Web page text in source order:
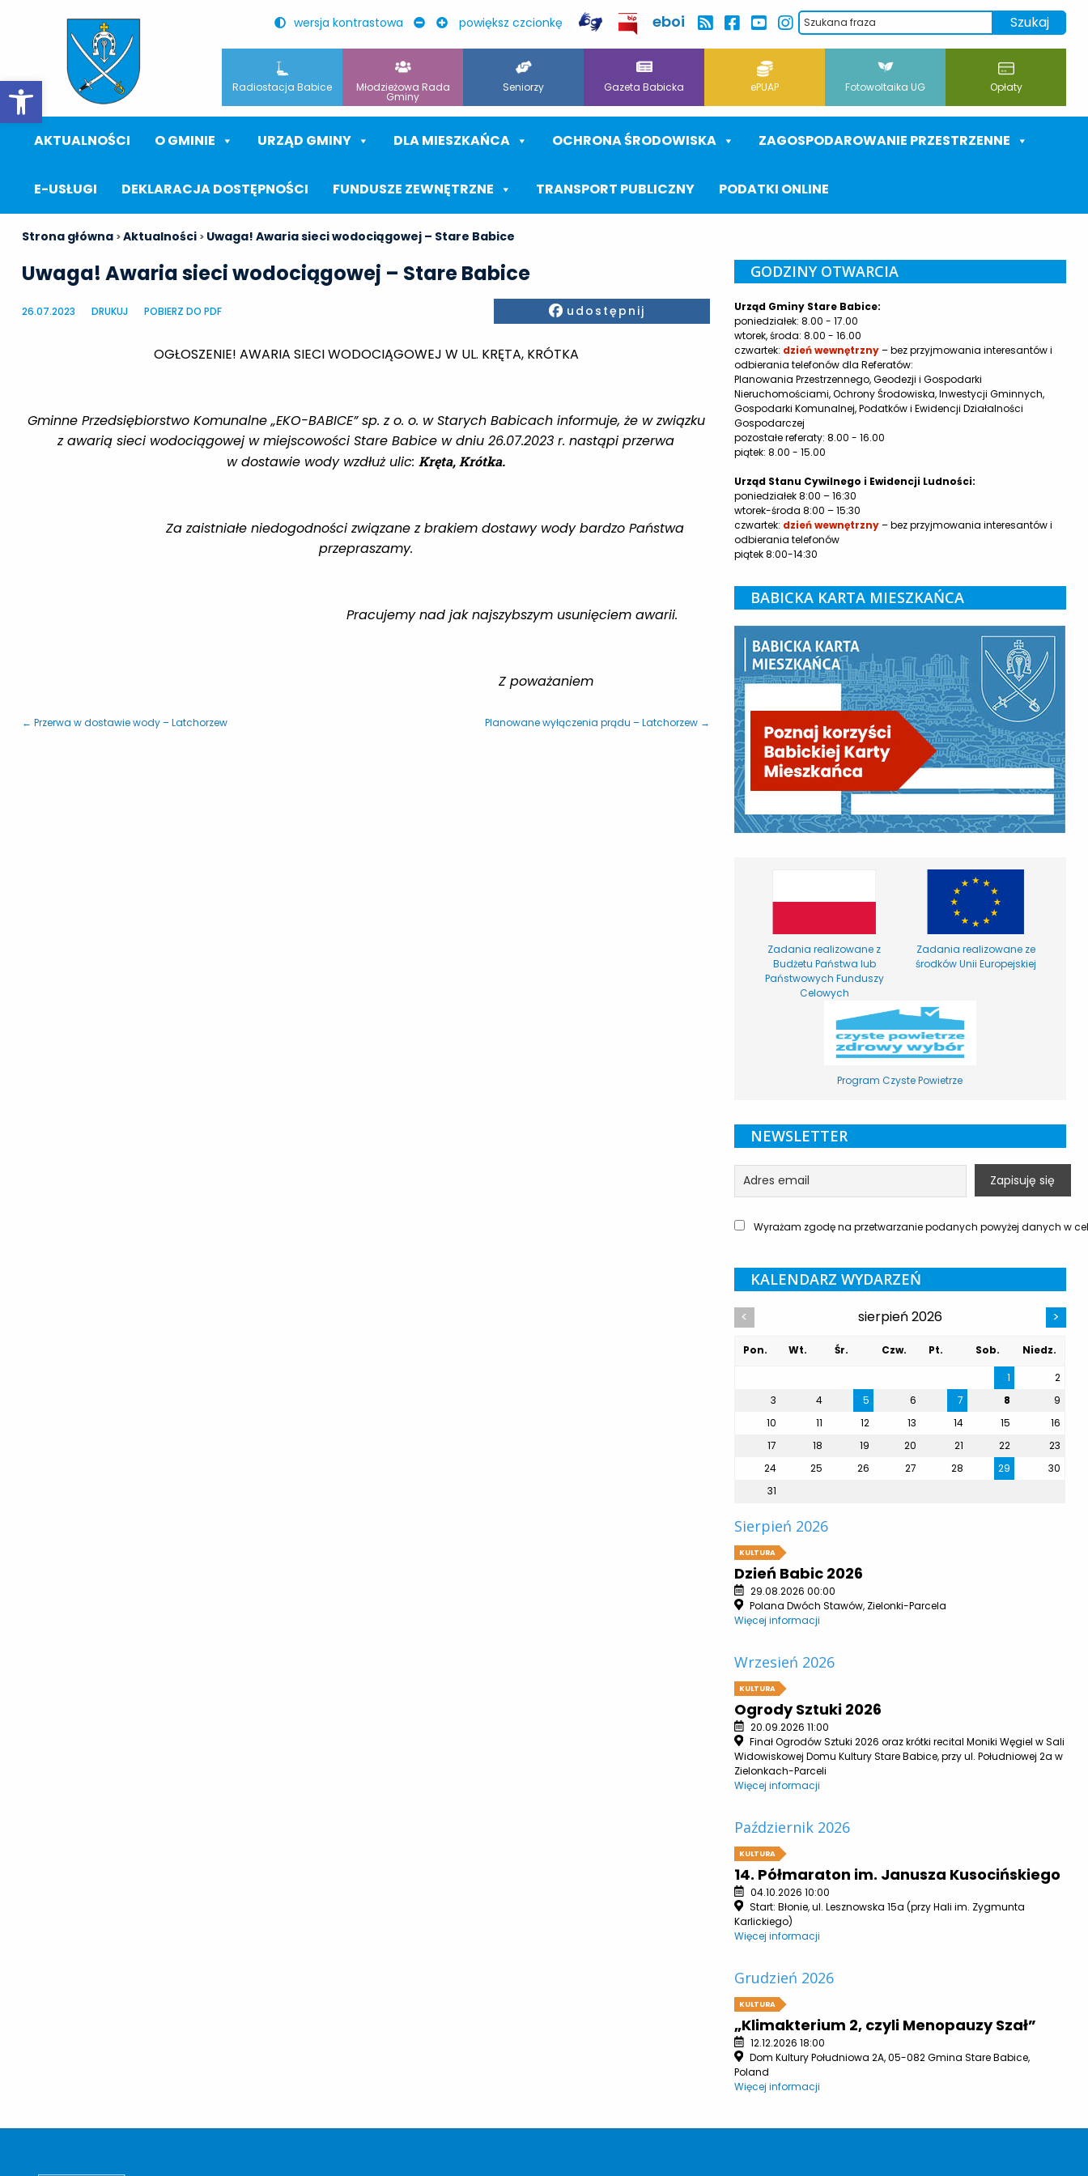
Otwórz pasek narzędzi
wersja kontrastowa powiększ czcionkę eboi
Radiostacja Babice Młodzieżowa Rada
Gminy
Seniorzy Gazeta Babicka ePUAP Fotowoltaika UG Opłaty
AKTUALNOŚCI O GMINIE URZĄD GMINY DLA MIESZKAŃCA OCHRONA ŚRODOWISKA ZAGOSPODAROWANIE PRZESTRZENNE
E-USŁUGI DEKLARACJA DOSTĘPNOŚCI FUNDUSZE ZEWNĘTRZNE TRANSPORT PUBLICZNY PODATKI ONLINE
Strona główna >Aktualności > Uwaga! Awaria sieci wodociągowej – Stare Babice
Uwaga! Awaria sieci wodociągowej – Stare Babice
26.07.2023 DRUKUJ POBIERZ DO PDF Facebook
udostępnij
OGŁOSZENIE! AWARIA SIECI WODOCIĄGOWEJ W UL. KRĘTA, KRÓTKA
Gminne Przedsiębiorstwo Komunalne „EKO-BABICE” sp. z o. o. w Starych Babicach informuje, że w związku
z awarią sieci wodociągowej w miejscowości Stare Babice w dniu 26.07.2023 r. nastąpi przerwa
w dostawie wody wzdłuż ulic: Kręta, Krótka.
Za zaistniałe niedogodności związane z brakiem dostawy wody bardzo Państwa
przepraszamy.
Pracujemy nad jak najszybszym usunięciem awarii.
Z poważaniem
← Przerwa w dostawie wody – Latchorzew Planowane wyłączenia prądu – Latchorzew →
GODZINY OTWARCIA
Urząd Gminy Stare Babice:
poniedziałek: 8.00 - 17.00
wtorek, środa: 8.00 - 16.00
czwartek: dzień wewnętrzny– bez przyjmowania interesantów i
odbierania telefonów dla Referatów:
Planowania Przestrzennego, Geodezji i Gospodarki
Nieruchomościami, Ochrony Środowiska, Inwestycji Gminnych,
Gospodarki Komunalnej, Podatków i Ewidencji Działalności
Gospodarczej
pozostałe referaty: 8.00 - 16.00
piątek: 8.00 - 15.00
Urząd Stanu Cywilnego i Ewidencji Ludności:
poniedziałek 8:00 – 16:30
wtorek-środa 8:00 – 15:30
czwartek: dzień wewnętrzny– bez przyjmowania interesantów i
odbierania telefonów
piątek 8:00-14:30
BABICKA KARTA MIESZKAŃCA
Zadania realizowane z
Budżetu Państwa lub
Państwowych Funduszy
Celowych
Zadania realizowane ze
środków Unii Europejskiej
Program Czyste Powietrze
NEWSLETTER
Wyrażam zgodę na przetwarzanie podanych powyżej danych w
KALENDARZ WYDARZEŃ
< sierpień 2026 >
Pon. Wt. Śr. Czw. Pt. Sob.
Niedz.
1
2
3
4 5 6 7 8
9
10
11 12 13 14 15
16
17
18 19 20 21 22
23
24
25 26 27 28 29
30
31
Sierpień 2026
KULTURA
Dzień Babic 2026
29.08.2026 00:00
Polana Dwóch Stawów, Zielonki-Parcela
Więcej informacji
Wrzesień 2026
KULTURA
Ogrody Sztuki 2026
20.09.2026 11:00
Finał Ogrodów Sztuki 2026 oraz krótki recital Moniki Węgiel w Sali
Widowiskowej Domu Kultury Stare Babice, przy ul. Południowej 2a w
Zielonkach-Parceli
Więcej informacji
Październik 2026
KULTURA
14. Półmaraton im. Janusza Kusocińskiego
04.10.2026 10:00
Start: Błonie, ul. Lesznowska 15a (przy Hali im. Zygmunta
Karlickiego)
Więcej informacji
Grudzień 2026
KULTURA
„Klimakterium 2, czyli Menopauzy Szał”
12.12.2026 18:00
Dom Kultury Południowa 2A, 05-082 Gmina Stare Babice,
Poland
Więcej informacji